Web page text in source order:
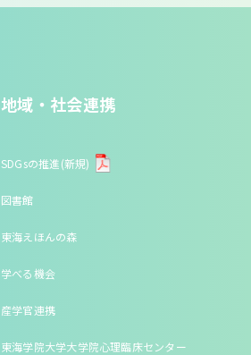
地域・社会連携
SDGsの推進(新規)
図書館
東海えほんの森
学べる機会
産学官連携
東海学院大学大学院心理臨床センター